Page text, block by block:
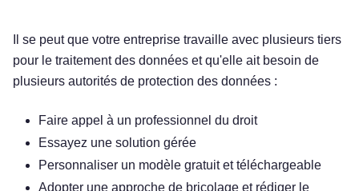
Il se peut que votre entreprise travaille avec plusieurs tiers
pour le traitement des données et qu'elle ait besoin de
plusieurs autorités de protection des données :
Faire appel à un professionnel du droit
Essayez une solution gérée
Personnaliser un modèle gratuit et téléchargeable
Adopter une approche de bricolage et rédiger le